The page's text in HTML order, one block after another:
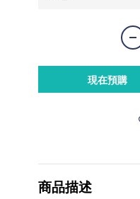
現在預購
商品描述